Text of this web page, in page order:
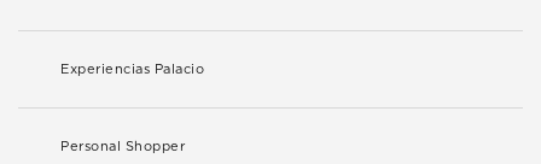
Experiencias Palacio
Personal Shopper